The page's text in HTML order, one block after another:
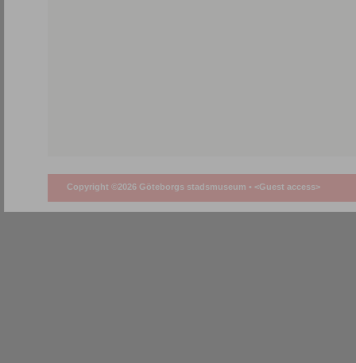
Copyright ©2026 Göteborgs stadsmuseum • <Guest access>